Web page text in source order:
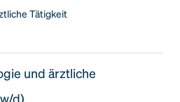
Tätigkeit
und ärztliche
d)